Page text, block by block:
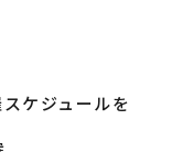
ケジュールを